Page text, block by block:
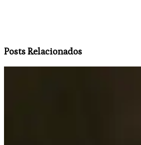
Posts Relacionados